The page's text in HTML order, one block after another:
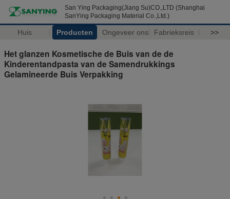
San Ying Packaging(Jiang Su)CO.,LTD (Shanghai
SanYing Packaging Material Co.,Ltd.)
Huis Producten Ongeveer ons Fabrieksreis >>
Het glanzen Kosmetische de Buis van de de
Kinderentandpasta van de Samendrukkings
Gelamineerde Buis Verpakking